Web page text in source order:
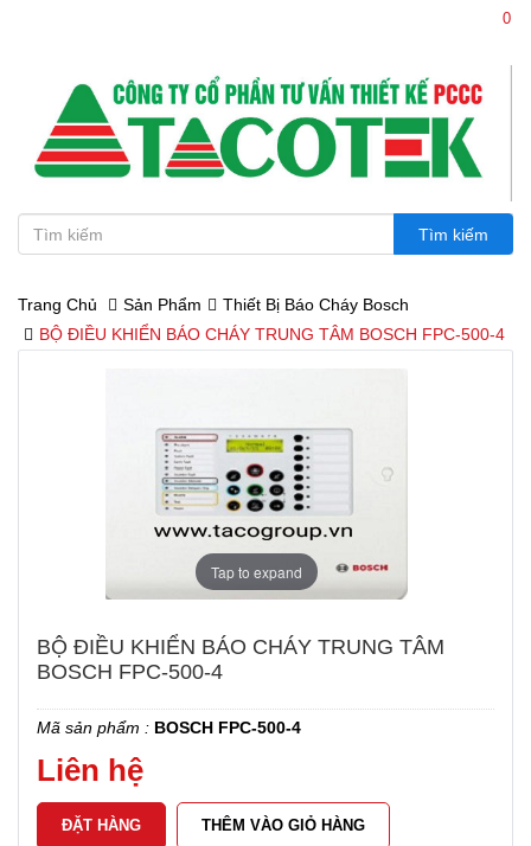
Trang Chủ Sản Phẩm
Thiết Bị Báo Cháy Bosch
BỘ ĐIỀU KHIỂN BÁO CHÁY TRUNG TÂM BOSCH FPC-500-4
Tap to expand
BỘ ĐIỀU KHIỂN BÁO CHÁY TRUNG TÂM
BOSCH FPC-500-4
Mã sản phẩm : BOSCH FPC-500-4
Liên hệ
THÊM VÀO GIỎ HÀNG
0